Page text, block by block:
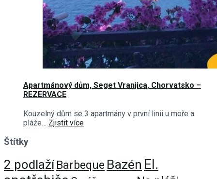
Apartmánový dům, Seget Vranjica, Chorvatsko –
REZERVACE
Kouzelný dům se 3 apartmány v první linii u moře a
pláže… Zjistit více
Štítky
2 podlaží Barbeque Bazén El.